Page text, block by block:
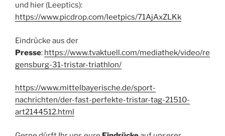
und hier (Leeptics):
https://www.picdrop.com/leetpics/71AjAxZLKk
Eindrücke aus der
Presse: https://www.tvaktuell.com/mediathek/video/re
gensburg-31-tristar-triathlon/
https://www.mittelbayerische.de/sport-
nachrichten/der-fast-perfekte-tristar-tag-21510-
art2144512.html